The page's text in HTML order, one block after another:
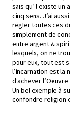
sais qu’il existe un
cinq sens. J’ai
régler toutes ces
simplement de
entre argent &
lesquels, on ne
pour eux, tout est
l’incarnation est la
d’achever
Un bel exemple à
confondre religion